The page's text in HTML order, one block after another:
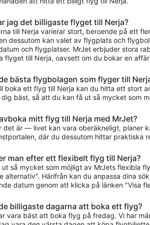
jag det billigaste flyget till Nerja?
till Nerja varierar stort, beroende på ett
dessutom kan valet av flygplats och
och flygplatser. MrJet erbjuder stora
flyget till Nerja, oavsett om du bokar en
de bästa flygbolagen som flyger till
boka ett flyg till Nerja kan du hitta ett stort
dig bäst, så att du kan få ut så mycket som
avboka mitt flyg till Nerja med MrJet?
det är — livet kan vara oberäkneligt, planer
där du dessutom hittar praktiska
man efter ett flexibelt flyg till Nerja?
så mycket som möjligt av MrJets flexibla
alternativ". Härifrån kan du anpassa dina
datum genom att klicka på länken "Visa
de billigaste dagarna att boka ett flyg?
vara bäst att boka flyg på fredag. Vi har